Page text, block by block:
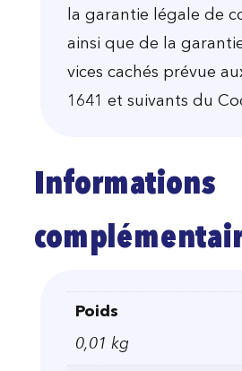
la garantie légale de
ainsi que de la
vices cachés prévue
1641 et suivants du
Informations
Poids
0,01 kg